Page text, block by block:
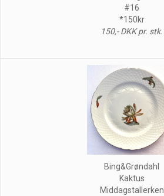
#16
*150kr
150,- DKK pr. stk.
Bing&Grøndahl
Kaktus
Middagstallerken